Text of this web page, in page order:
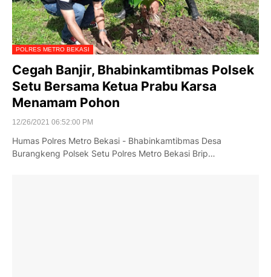
POLRES METRO BEKASI
Cegah Banjir, Bhabinkamtibmas Polsek
Setu Bersama Ketua Prabu Karsa
Menamam Pohon
12/26/2021 06:52:00 PM
Humas Polres Metro Bekasi - Bhabinkamtibmas Desa
Burangkeng Polsek Setu Polres Metro Bekasi Brip…